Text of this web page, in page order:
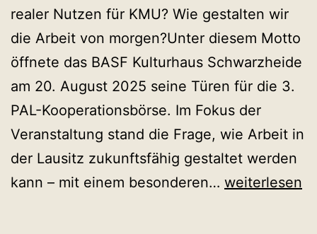
realer Nutzen für KMU? Wie gestalten wir
die Arbeit von morgen?Unter diesem Motto
öffnete das BASF Kulturhaus Schwarzheide
am 20. August 2025 seine Türen für die 3.
PAL-Kooperationsbörse. Im Fokus der
Veranstaltung stand die Frage, wie Arbeit in
der Lausitz zukunftsfähig gestaltet werden
kann – mit einem besonderen… 3.
weiterlesen